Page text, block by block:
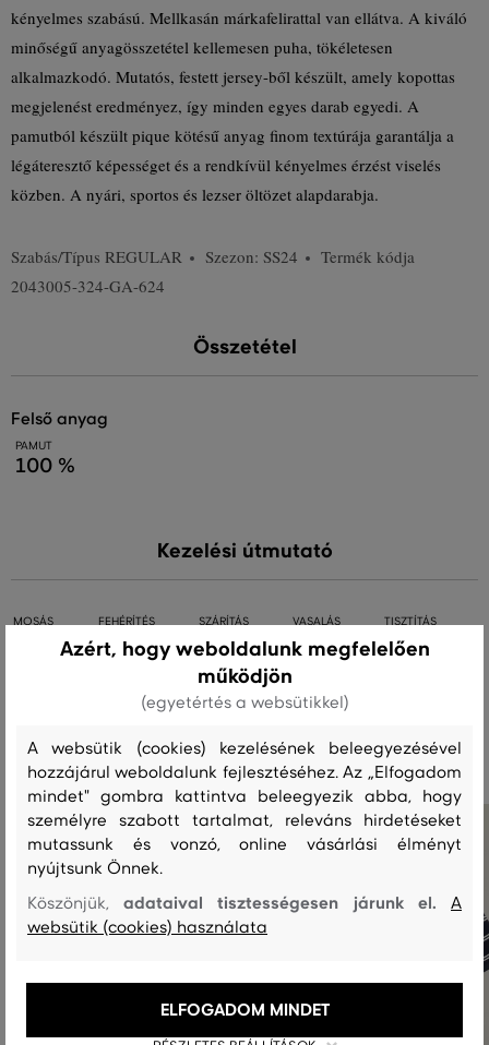
kényelmes szabású. Mellkasán márkafelirattal van ellátva. A kiváló
minőségű anyagösszetétel kellemesen puha, tökéletesen
alkalmazkodó. Mutatós, festett jersey-ből készült, amely kopottas
megjelenést eredményez, így minden egyes darab egyedi. A
pamutból készült pique kötésű anyag finom textúrája garantálja a
légáteresztő képességet és a rendkívül kényelmes érzést viselés
közben. A nyári, sportos és lezser öltözet alapdarabja.
Szabás/Típus REGULAR Szezon: SS24
Termék kódja
2043005-324-GA-624
Összetétel
felső anyag
PAMUT
100 %
Kezelési útmutató
MOSÁS FEHÉRÍTÉS SZÁRÍTÁS VASALÁS TISZTÍTÁS
Azért, hogy weboldalunk megfelelően
működjön
(egyetértés a websütikkel)
A websütik (cookies) kezelésének beleegyezésével
hozzájárul weboldalunk fejlesztéséhez. Az „Elfogadom
mindet" gombra kattintva beleegyezik abba, hogy
személyre szabott tartalmat, releváns hirdetéseket
mutassunk és vonzó, online vásárlási élményt
nyújtsunk Önnek.
Köszönjük,adataival tisztességesen járunk el.A
websütik (cookies) használata
ELFOGADOM MINDET